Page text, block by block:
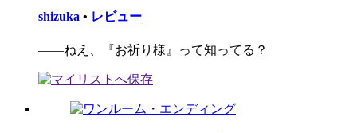
shizuka • レビュー
――ねえ、『お祈り様』って知ってる？